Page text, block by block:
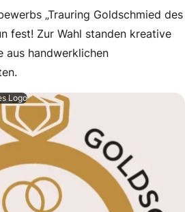
„Trauring Goldschmied
„Trauring Goldschmied des
fest! Zur Wahl standen kreative
aus handwerklichen
Logo